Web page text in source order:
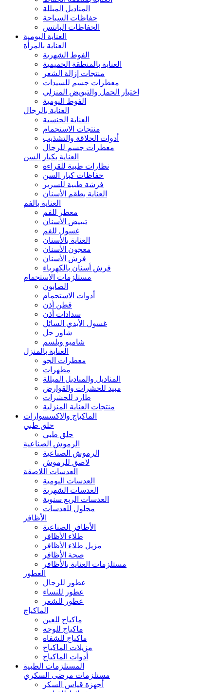
المناديل المبللة
حفاظات السباحة
الحفاظات البانتس
العناية اليومية
العناية بالمرأة
الفوط الشهرية
العناية بالمنطقة الحميمية
منتجات إزالة الشعر
معطرات جسم للسيدات
اختبار الحمل والتبويض المنزلي
الفوط اليومية
العناية بالرجال
العناية الجنسية
منتجات الاستحمام
أدوات الحلاقة والتشذيب
معطرات جسم للرجال
العناية بكبار السن
نظارات طبية للقراءة
حفاظات كبار السن
فرشة طبية للسرير
العناية بطقم الأسنان
العناية بالفم
معطر للفم
تبييض الأسنان
غسول للفم
العناية بالأسنان
معجون الأسنان
فرش الأسنان
فرش أسنان بالكهرباء
مستلزمات الاستحمام
الصابون
أدوات الاستحمام
قطن أذن
سدادات أذن
غسول الأيدي السائل
شاور جل
شامبو وبلسم
العناية بالمنزل
معطرات الجو
مطهرات
المناديل والمناديل المبللة
مبيد للحشرات والقوارض
طارد للحشرات
منتجات العناية المنزلية
الماكياج والاكسسوارات
حلق طبي
حلق طبي
الرموش الصناعية
الرموش الصناعية
لاصق للرموش
العدسات اللاصقة
العدسات اليومية
العدسات الشهرية
العدسات الربع سنوية
محلول للعدسات
الأظافر
الأظافر الصناعية
طلاء الأظافر
مزيل طلاء الأظافر
صحة الأظافر
مستلزمات العناية بالأظافر
العطور
عطور للرجال
عطور للنساء
عطور للشعر
الماكياج
ماكياج للعين
ماكياج للوجه
ماكياج للشفاه
مزيلات الماكياج
أدوات الماكياج
المستلزمات الطبية
مستلزمات مرضى السكري
أجهزة قياس السكر